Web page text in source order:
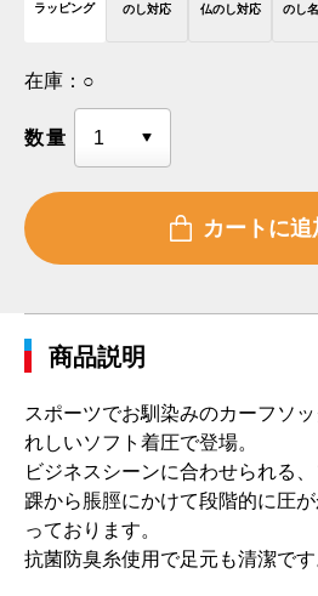
ラッピング のし対応 仏のし対応 のし
在庫： ○
数量
商品説明
スポーツでお馴染みのカーフソ
れしいソフト着圧で登場。
ビジネスシーンに合わせられる、
踝から脹脛にかけて段階的に圧
っております。
抗菌防臭糸使用で足元も清潔です